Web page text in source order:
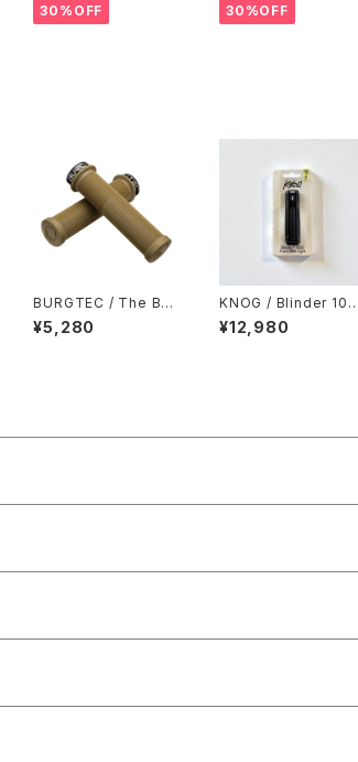
30%OFF 30%OFF
BURGTEC / The Bar
tender Pro Josh Bry
celand Signature Ed
¥5,280
KNOG / Blinder 100
0 Front Light
¥12,980